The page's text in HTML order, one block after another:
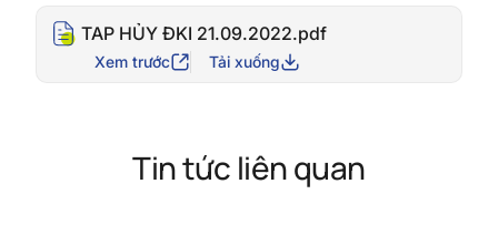
TAP HỦY ĐKI 21.09.2022.pdf
Xem trước Tải xuống
Tin tức liên quan